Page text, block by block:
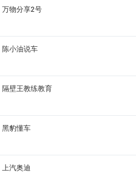
万物分享2号
陈小油说车
隔壁王教练教育
黑豹懂车
上汽奥迪